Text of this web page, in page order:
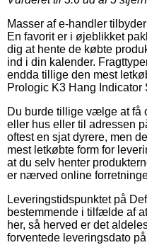
Masser af e-handler
En favorit er i øjeblikket
dig at hente de købte
ind i din kalender.
endda tillige den mest
Prologic K3 Hang Indicator
Du burde tillige vælge at få
eller hus eller til adressen
oftest en sjat dyrere, men
mest letkøbte form for
at du selv henter
er nærved online
Leveringstidspunktet på
bestemmende i tilfælde af
her, så herved er det
forventede leveringsdato